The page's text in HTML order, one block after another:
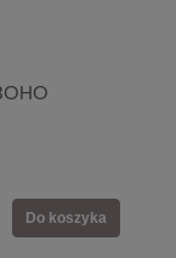
Do koszyka